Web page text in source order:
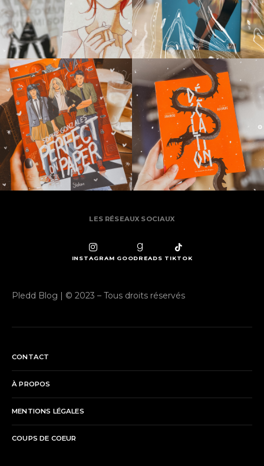
LES RÉSEAUX SOCIAUX
INSTAGRAM GOODREADS TIKTOK
Pledd Blog | © 2023 – Tous droits réservés
CONTACT
À PROPOS
MENTIONS LÉGALES
COUPS DE COEUR